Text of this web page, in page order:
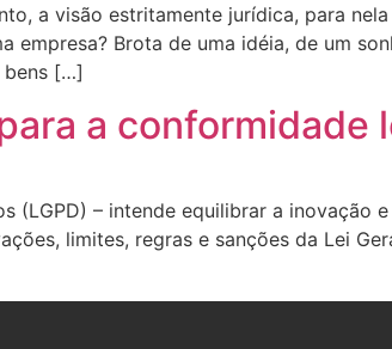
a visão estritamente jurídica, para
empresa? Brota de uma idéia, de um
bens […]
a conformidade
(LGPD) – intende equilibrar a
limites, regras e sanções da Lei